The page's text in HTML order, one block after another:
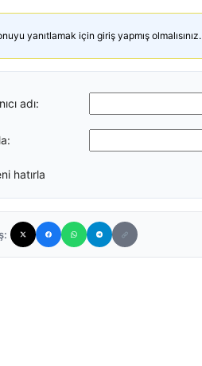
yanıtlamak için giriş yapmış olmalısınız.
adı:
hatırla